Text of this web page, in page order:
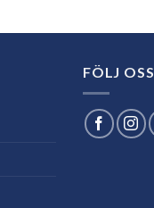
FÖLJ OSS